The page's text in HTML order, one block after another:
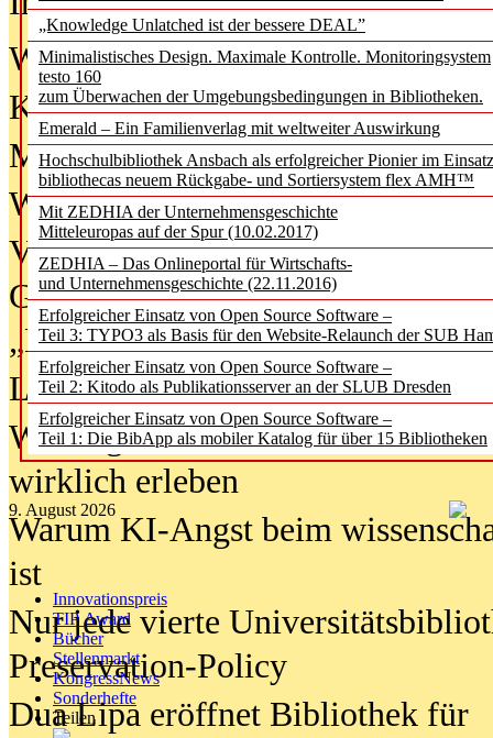
„Knowledge Unlatched ist der bessere DEAL”
Minimalistisches Design. Maximale Kontrolle. Monitoringsystem
testo 160
zum Überwachen der Umgebungsbedingungen in Bibliotheken.
Emerald – Ein Familienverlag mit weltweiter Auswirkung
Hochschulbibliothek Ansbach als erfolgreicher Pionier im
bibliothecas neuem Rückgabe- und Sortiersystem flex AMH™
Mit ZEDHIA der Unternehmensgeschichte
Mitteleuropas auf der Spur (10.02.2017)
ZEDHIA – Das Onlineportal für Wirtschafts-
und Unternehmensgeschichte (22.11.2016)
Erfolgreicher Einsatz von Open Source Software –
Teil 3: TYPO3 als Basis für den Website-Relaunch der SUB
Erfolgreicher Einsatz von Open Source Software –
Teil 2: Kitodo als Publikationsserver an der SLUB Dresden
Erfolgreicher Einsatz von Open Source Software –
Teil 1: Die BibApp als mobiler Katalog für über 15 Bibliotheken
9. August 2026
Innovationspreis
TIP Award
Bücher
Stellenmarkt
KongressNews
Sonderhefte
Teilen
Was Hochschul­bibliotheken von
Kinder in der digitalen Welt
Metadaten als Infrastruktur
Wenn Bots katalogisieren
Von Abschlusskleidern bis
Geisterjagd-Ausrüstung in der
„Library of Things“ unterwegs
Lesen als Infrastrukturaufgabe
Wie Jugendliche Social Media
wirklich erleben
Warum KI-Angst beim
ist
Nur jede vierte
Preservation-Policy
Dua Lipa eröffnet Bibliothek für